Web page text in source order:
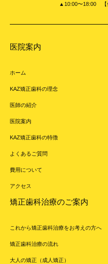
▲10:00〜18:00 【
医院案内
ホーム
KAZ矯正歯科の理念
医師の紹介
医院案内
KAZ矯正歯科の特徴
よくあるご質問
費用について
アクセス
矯正歯科治療のご案内
これから矯正歯科治療をお考えの方へ
矯正歯科治療の流れ
大人の矯正（成人矯正）